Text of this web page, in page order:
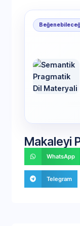
Makaleyi
WhatsApp
Telegram